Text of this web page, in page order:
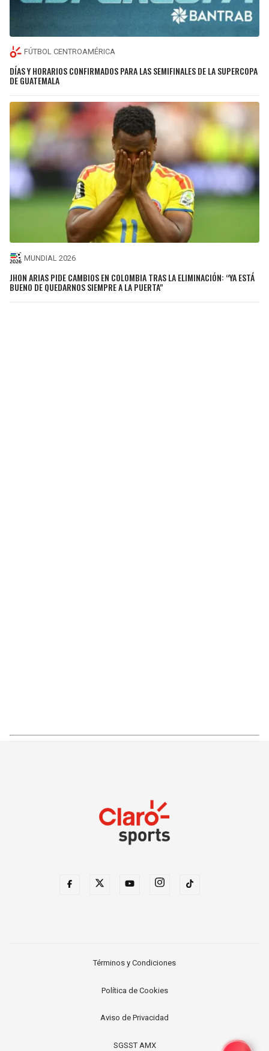
FÚTBOL CENTROAMÉRICA
DÍAS Y HORARIOS CONFIRMADOS PARA LAS SEMIFINALES DE LA SUPERCOPA
DE GUATEMALA
MUNDIAL 2026
JHON ARIAS PIDE CAMBIOS EN COLOMBIA TRAS LA ELIMINACIÓN: “YA ESTÁ
BUENO DE QUEDARNOS SIEMPRE A LA PUERTA"
Términos y Condiciones
Política de Cookies
Aviso de Privacidad
SGSST AMX